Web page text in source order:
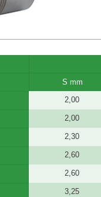
S mm
2,00
2,00
2,30
2,60
2,60
3,25